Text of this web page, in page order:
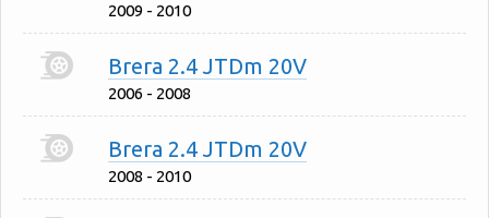
2009 - 2010
Brera 2.4 JTDm 20V
2006 - 2008
Brera 2.4 JTDm 20V
2008 - 2010